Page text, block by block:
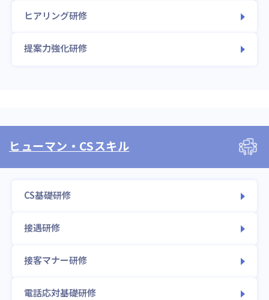
ヒアリング研修
提案力強化研修
ヒューマン・CSスキル
CS基礎研修
接遇研修
接客マナー研修
電話応対基礎研修